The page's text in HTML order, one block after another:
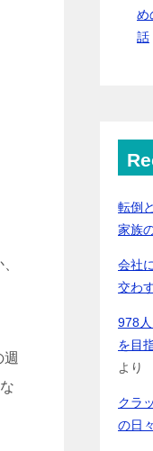
め
話
転倒
家族
会社
交わ
978
を目
より
クラ
の日々